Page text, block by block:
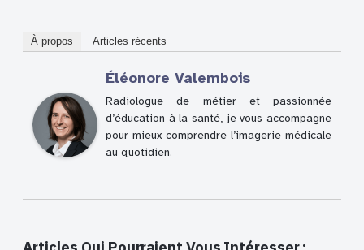
À propos Articles récents
Éléonore Valembois
Radiologue de métier et passionnée
d’éducation à la santé, je vous accompagne
pour mieux comprendre l’imagerie médicale
au quotidien.